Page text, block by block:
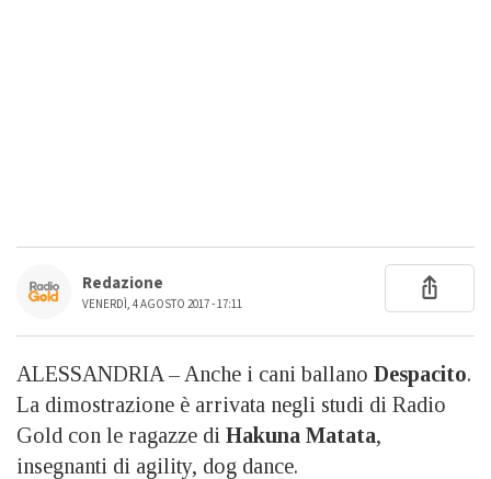
Redazione
VENERDÌ, 4 AGOSTO 2017 - 17:11
ALESSANDRIA – Anche i cani ballano Despacito.
La dimostrazione è arrivata negli studi di Radio
Gold con le ragazze di Hakuna Matata,
insegnanti di agility, dog dance.